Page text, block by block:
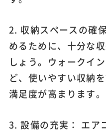
2. 収納スペースの確
めるために、十分な
しょう。ウォークイ
ど、使いやすい収納
満足度が高まります。
3. 設備の充実： エア